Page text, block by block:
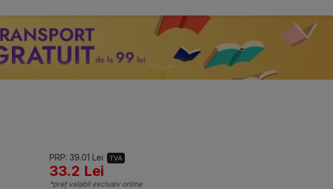
PRP: 39.01 Lei TVA
33.2 Lei
*preț valabil exclusiv online